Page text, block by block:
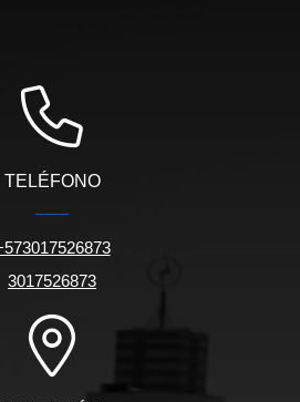
TELÉFONO
3017526873